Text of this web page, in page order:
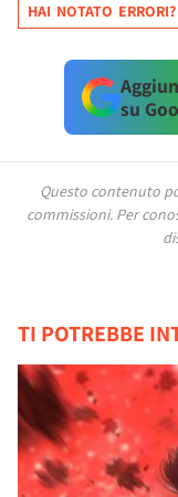
HAI NOTATO ERRORI?
su
Questo contenuto
commissioni. Per
TI POTREBBE